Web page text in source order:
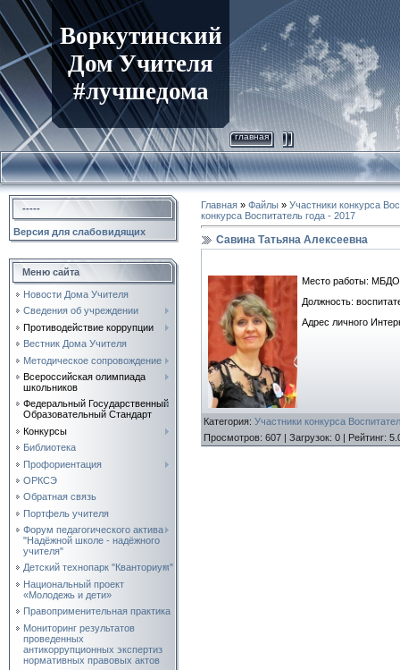
Воркутинский
Дом Учителя
#лучшедома
главная
-----
Версия для слабовидящих
Меню сайта
Новости Дома Учителя
Сведения об учреждении
Противодействие коррупции
Вестник Дома Учителя
Методическое сопровождение
Всероссийская олимпиада
школьников
Федеральный Государственный
Образовательный Стандарт
Конкурсы
Библиотека
Профориентация
ОРКСЭ
Обратная связь
Портфель учителя
Форум педагогического актива
"Надёжной школе - надёжного
учителя"
Детский технопарк "Кванториум"
Национальный проект
«Молодежь и дети»
Правоприменительная практика
Мониторинг результатов
проведенных
антикоррупционных экспертиз
нормативных правовых актов
Главная » Файлы » Участники конкурса
конкурса Воспитатель года - 2017
Савина Татьяна Алексеевна
Место работы:
Должность:
Адрес личного
Категория: Участники конкурса
Просмотров: 607 | Загрузок: 0 | Рейтинг: